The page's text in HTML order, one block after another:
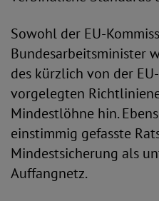
Sowohl der EU-
Bundesarbeitsminister
des kürzlich von der
vorgelegten
Mindestlöhne hin.
einstimmig gefasste
Mindestsicherung als
Auffangnetz.